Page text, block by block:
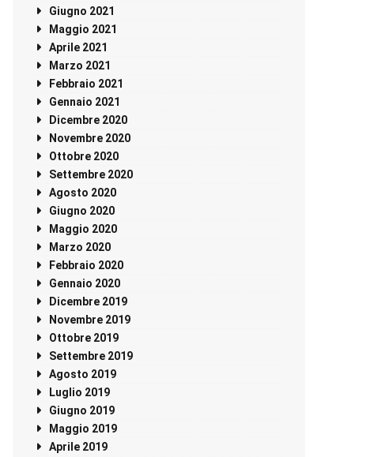
Giugno 2021
Maggio 2021
Aprile 2021
Marzo 2021
Febbraio 2021
Gennaio 2021
Dicembre 2020
Novembre 2020
Ottobre 2020
Settembre 2020
Agosto 2020
Giugno 2020
Maggio 2020
Marzo 2020
Febbraio 2020
Gennaio 2020
Dicembre 2019
Novembre 2019
Ottobre 2019
Settembre 2019
Agosto 2019
Luglio 2019
Giugno 2019
Maggio 2019
Aprile 2019